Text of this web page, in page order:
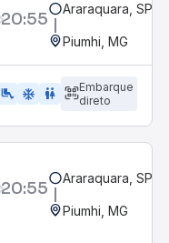
20:55 Araraquara, SP -
Piumhi, MG
airline_seat_legroom_extra ac_unit wc
Embarque
direto
20:55 Araraquara, SP -
Piumhi, MG